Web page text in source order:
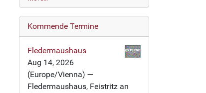
e
w
s
-
Kommende Termine
Fledermaushaus
Aug 14, 2026
(Europe/Vienna) —
Fledermaushaus, Feistritz an